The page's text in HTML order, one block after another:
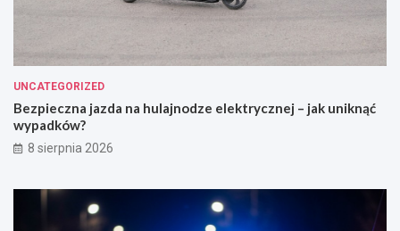
UNCATEGORIZED
Bezpieczna jazda na hulajnodze elektrycznej – jak uniknąć
wypadków?
8 sierpnia 2026